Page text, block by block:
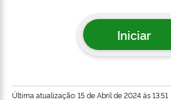
Iniciar
Última atualização: 15 de Abril de 2024 às 13:51